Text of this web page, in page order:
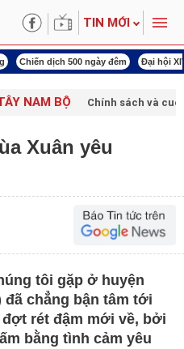
TIN MỚI
Đại hội XIV Công đoàn Việt Nam
NAM BỘ Chính sách và
Xuân yêu
tôi gặp ở huyện
đã chẳng bận tâm tới
rét đậm mới về, bởi
bằng tình cảm yêu